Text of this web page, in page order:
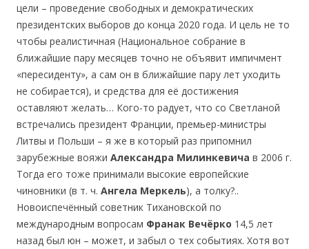
цели – проведение свободных и демократических
президентских выборов до конца 2020 года. И цель не то
чтобы реалистичная (Национальное собрание в
ближайшие пару месяцев точно не объявит импичмент
«пересиденту», а сам он в ближайшие пару лет уходить
не собирается), и средства для её достижения
оставляют желать… Кого-то радует, что со Светланой
встречались президент Франции, премьер-министры
Литвы и Польши – я же в который раз припомнил
зарубежные вояжи Александра Милинкевича в 2006 г.
Тогда его тоже принимали высокие европейские
чиновники (в т. ч. Ангела Меркель), а толку?..
Новоиспечённый советник Тихановской по
международным вопросам Франак Вечёрко 14,5 лет
назад был юн – может, и забыл о тех событиях. Хотя вот